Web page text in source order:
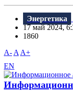
Энергетика
17 май 2024,
1860
A- A A+
EN